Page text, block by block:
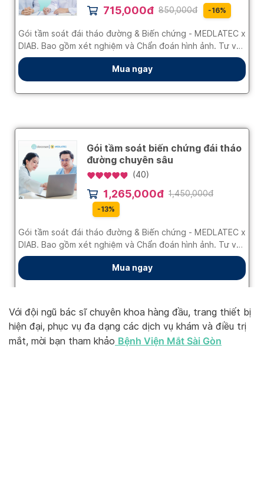
Với đội ngũ bác sĩ chuyên khoa hàng đầu, trang thiết bị
hiện đại, phục vụ đa dạng các dịch vụ khám và điều trị
mắt, mời bạn tham khảo Bệnh Viện Mắt Sài Gòn